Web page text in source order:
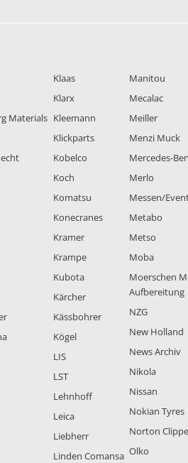
Materials
Klaas
Klarx
Kleemann
Klickparts
Kobelco
Koch
Komatsu
Konecranes
Kramer
Krampe
Kubota
Kärcher
Kässbohrer
Kögel
LIS
LST
Lehnhoff
Leica
Liebherr
Linden Comansa
Manitou
Mecalac
Meiller
Menzi Muck
Mercedes-
Merlo
Messen/
Metabo
Metso
Moba
Moerschen
Aufbereitung
NZG
New Holland
News Archiv
Nikola
Nissan
Nokian Tyres
Norton
Olko